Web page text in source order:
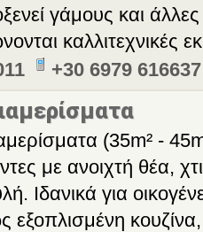
γάμους και
καλλιτεχνικές
+30 6979 616637
(35m² -
με ανοιχτή θέα,
Ιδανικά για